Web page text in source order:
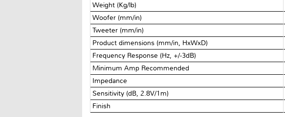
Weight (Kg/lb)
Woofer (mm/in)
Tweeter (mm/in)
Product dimensions (mm/in, HxWxD)
Frequency Response (Hz, +/-3dB)
Minimum Amp Recommended
Impedance
Sensitivity (dB, 2.8V/1m)
Finish